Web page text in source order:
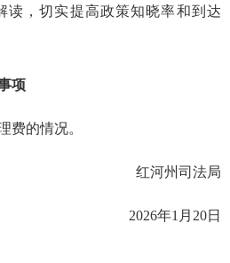
读，切实提高政策知晓率和到达
项
费的情况。
红河州司法局
2026年1月20日